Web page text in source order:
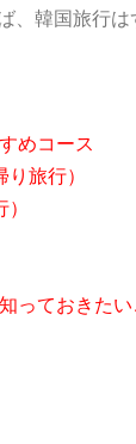
、韓国旅行
めコース
旅行）
っておきたい